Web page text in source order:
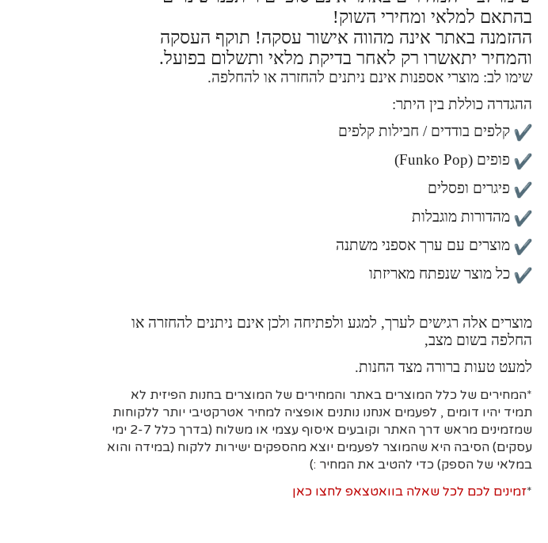
בהתאם למלאי ומחירי השוק!
ההזמנה באתר אינה מהווה אישור עסקה! תוקף העסקה
והמחיר יתאשרו רק לאחר בדיקת מלאי ותשלום בפועל.
שימו לב: מוצרי אספנות אינם ניתנים להחזרה או להחלפה.
ההגדרה כוללת בין היתר:
קלפים בודדים / חבילות קלפים
פופים (Funko Pop)
פיגרים ופסלים
מהדורות מוגבלות
מוצרים עם ערך אספני משתנה
כל מוצר שנפתח מאריזתו
מוצרים אלה רגישים לערך, למגע ולפתיחה ולכן אינם ניתנים להחזרה או
החלפה בשום מצב,
למעט טעות ברורה מצד החנות.
*המחירים של כלל המוצרים באתר והמחירים של המוצרים בחנות הפיזית לא
תמיד יהיו דומים , לפעמים אנחנו נותנים אופציה למחיר אטרקטיבי יותר ללקוחות
שמזמינים מראש דרך האתר וקובעים איסוף עצמי או משלוח (בדרך כלל 2-7 ימי
עסקים) הסיבה היא שהמוצר לפעמים יוצא מהספקים ישירות ללקוח (במידה והוא
במלאי של הספק) כדי להטיב את המחיר :)
*זמינים לכם לכל שאלה בוואטצאפ לחצו כאן